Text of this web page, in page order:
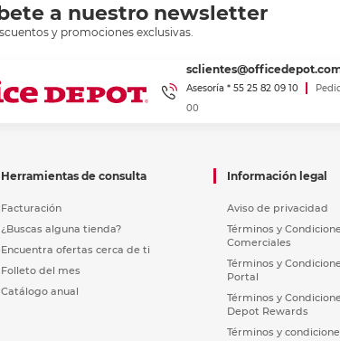
a nuestro newsletter
y promociones exclusivas.
Asesoría * 55 25 82 09 10
00
Herramientas de consulta
Facturación
¿Buscas alguna tienda?
Encuentra ofertas cerca de ti
Folleto del mes
Catálogo anual
Información legal
Aviso de privacidad
Términos y
Comerciales
Términos y
Portal
Términos y
Depot Rewards
Términos y